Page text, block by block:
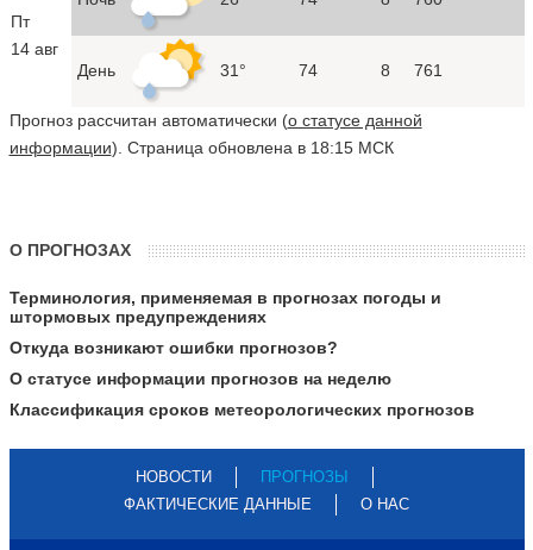
Пт
14 авг
День 31° 74 8 761
Прогноз рассчитан автоматически (о статусе данной
информации). Страница обновлена в 18:15 МСК
О ПРОГНОЗАХ
Терминология, применяемая в прогнозах погоды и
штормовых предупреждениях
Откуда возникают ошибки прогнозов?
О статусе информации прогнозов на неделю
Классификация сроков метеорологических прогнозов
НОВОСТИ
ПРОГНОЗЫ
ФАКТИЧЕСКИЕ ДАННЫЕ
О НАС